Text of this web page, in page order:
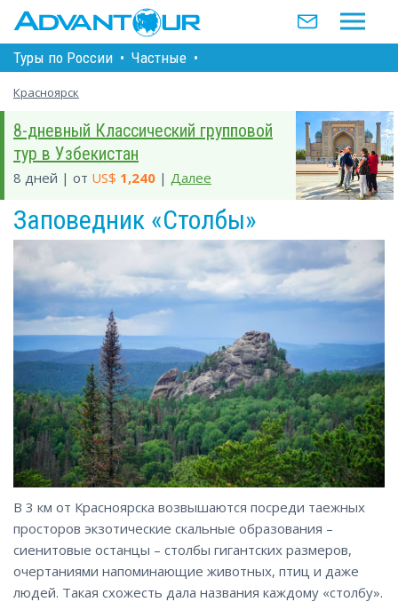
Туры по Росcии • Частные •
Красноярск
8-дневный Классический групповой
тур в Узбекистан
8 дней | от US$ 1,240 | Далее
Заповедник «Столбы»
В 3 км от Красноярска возвышаются посреди таежных
просторов экзотические скальные образования –
сиенитовые останцы – столбы гигантских размеров,
очертаниями напоминающие животных, птиц и даже
людей. Такая схожесть дала названия каждому «столбу».